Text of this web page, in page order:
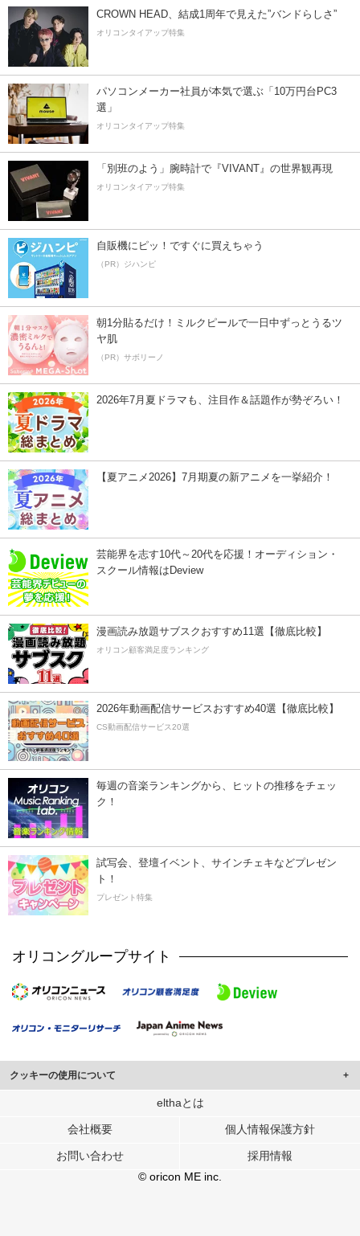
CROWN HEAD、結成1周年で見えた”バンドらしさ”
オリコンタイアップ特集
パソコンメーカー社員が本気で選ぶ「10万円台PC3
選」
オリコンタイアップ特集
「別班のよう」腕時計で『VIVANT』の世界観再現
オリコンタイアップ特集
自販機にピッ！ですぐに買えちゃう
（PR）ジハンピ
朝1分貼るだけ！ミルクピールで一日中ずっとうるツ
ヤ肌
（PR）サボリーノ
2026年7月夏ドラマも、注目作＆話題作が勢ぞろい！
【夏アニメ2026】7月期夏の新アニメを一挙紹介！
芸能界を志す10代～20代を応援！オーディション・
スクール情報はDeview
漫画読み放題サブスクおすすめ11選【徹底比較】
オリコン顧客満足度ランキング
2026年動画配信サービスおすすめ40選【徹底比較】
CS動画配信サービス20選
毎週の音楽ランキングから、ヒットの推移をチェッ
ク！
試写会、登壇イベント、サインチェキなどプレゼン
ト！
プレゼント特集
オリコングループサイト
クッキーの使用について
このサイトでは Cookie を使用して、ユーザーに合わせたコンテンツや広告の
行っています。
メディアや広告配信、データ解析の各パートナーに提供しています。
各パートナーは、この情報とユーザーが各パートナーに提供した他の情報や、
ユーザーが各パートナーのサービスを使用したときに収集した他の情報を組み
elthaとは
会社概要 個人情報保護方針
お問い合わせ
採用情報
© oricon ME inc.